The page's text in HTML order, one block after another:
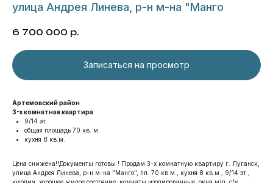
улица Андрея Линева, р-н м-на "Манго
6 700 000 р.
Записаться на просмотр
Артемовский район
3-х комнатная квартира
9/14 эт.
общая площадь 70 кв. м.
кухня 8 кв.м.
Цена снижена!!Документы готовы ! Продам 3-х комнатную квартиру г. Луганск,
улица Андрея Линева, р-н м-на "Манго", пл. 70 кв.м., кухня 8 кв.м., 9/14 эт.,